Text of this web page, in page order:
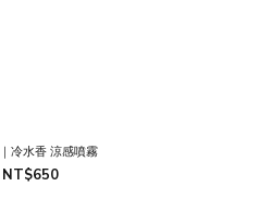
冷水香 涼感噴霧
NT$650